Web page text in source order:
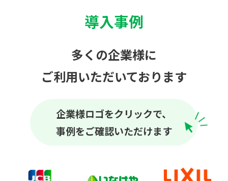
導入事例
多くの企業様に
ご利用いただいております
企業様ロゴをクリックで、
事例をご確認いただけます